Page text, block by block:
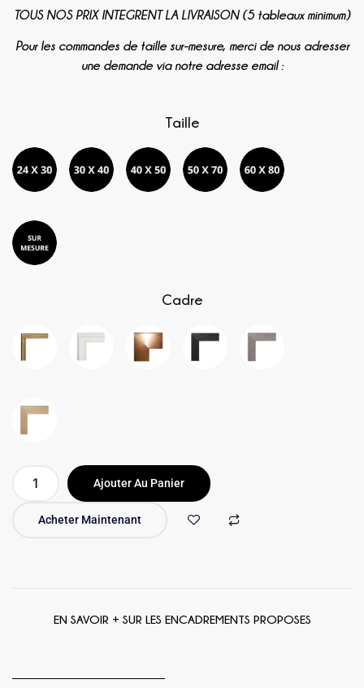
TOUS NOS PRIX INTEGRENT LA LIVRAISON (5 tableaux minimum)
Pour les commandes de taille sur-mesure, merci de nous adresser
une demande via notre adresse email :
Taille
Cadre
Acheter Maintenant
Ajouter Au Panier
EN SAVOIR + SUR LES ENCADREMENTS PROPOSES